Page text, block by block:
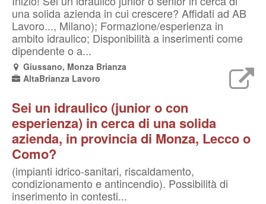
una solida azienda in cui crescere? Affidati ad AB
Lavoro..., Milano); Formazione/esperienza in
ambito idraulico; Disponibilità a inserimenti come
dipendente o a...
Giussano, Monza Brianza
AltaBrianza Lavoro
Sei un idraulico (junior o con
esperienza) in cerca di una solida
azienda, in provincia di Monza, Lecco o
Como?
(impianti idrico-sanitari, riscaldamento,
condizionamento e antincendio). Possibilità di
inserimento in contesti...